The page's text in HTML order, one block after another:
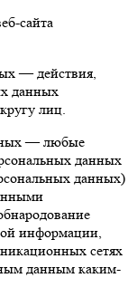
сайта
— действия,
данных
лиц.
— любые
данных
данных)
информации,
сетях
данным каким-